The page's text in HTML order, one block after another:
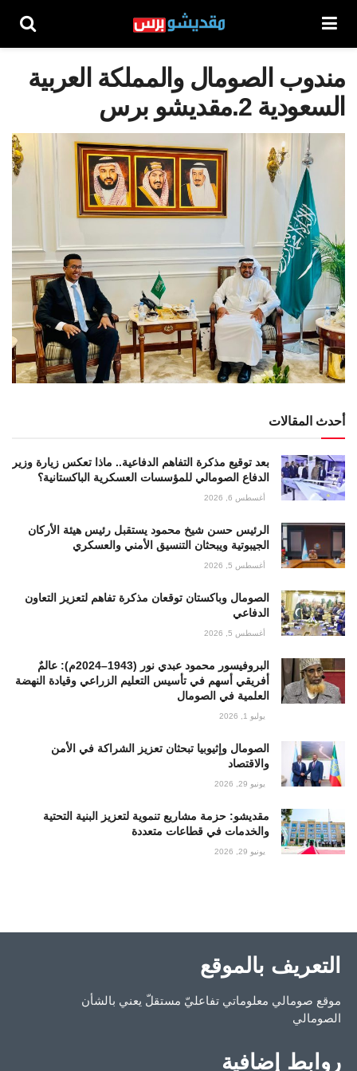
مندوب الصومال والمملكة العربية
السعودية 2.مقديشو برس
أحدث المقالات
بعد توقيع مذكرة التفاهم الدفاعية.. ماذا تعكس زيارة وزير
الدفاع الصومالي للمؤسسات العسكرية الباكستانية؟
أغسطس 6, 2026
الرئيس حسن شيخ محمود يستقبل رئيس هيئة الأركان
الجيبوتية ويبحثان التنسيق الأمني والعسكري
أغسطس 5, 2026
الصومال وباكستان توقعان مذكرة تفاهم لتعزيز التعاون
الدفاعي
أغسطس 5, 2026
البروفيسور محمود عبدي نور (1943–2024م): عالمٌ
أفريقي أسهم في تأسيس التعليم الزراعي وقيادة النهضة
العلمية في الصومال
يوليو 1, 2026
الصومال وإثيوبيا تبحثان تعزيز الشراكة في الأمن
والاقتصاد
يونيو 29, 2026
مقديشو: حزمة مشاريع تنموية لتعزيز البنية التحتية
والخدمات في قطاعات متعددة
يونيو 29, 2026
التعريف بالموقع
موقع صومالي معلوماتي تفاعليّ مستقلّ يعني بالشأن
الصومالي
روابط إضافية